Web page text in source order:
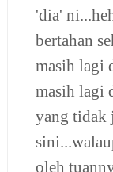
'dia'
bertahan
masih lagi
masih lagi
yang tidak
oleh